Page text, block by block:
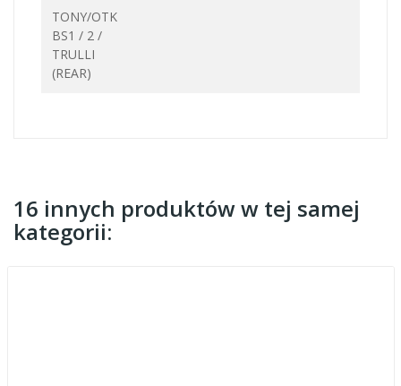
TONY/OTK
BS1 / 2 /
TRULLI
(REAR)
16 innych produktów w tej samej
kategorii: